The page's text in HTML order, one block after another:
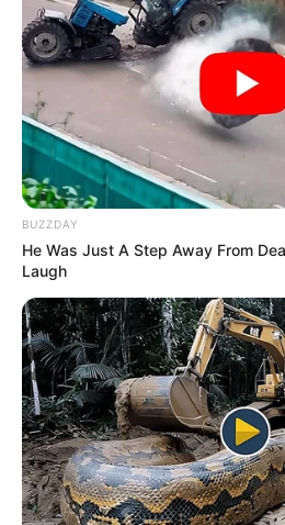
Desde el momento en que
hallazgo se hizo pública, la
recibir ofertas económicas
adquirir la propiedad. La
la de un grupo de
unmillón de dólares, lo
BUZZDAY
He Was Just A Step Away From
Laugh